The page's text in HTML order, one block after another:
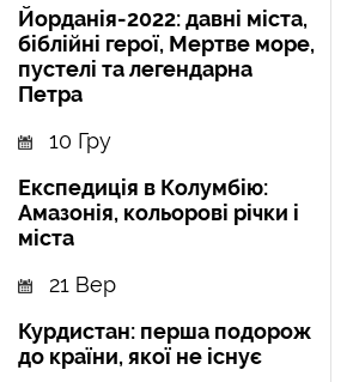
Йорданія-2022: давні міста,
біблійні герої, Мертве море,
пустелі та легендарна
Петра
10 Гру
Експедиція в Колумбію:
Амазонія, кольорові річки і
міста
21 Вер
Курдистан: перша подорож
до країни, якої не існує